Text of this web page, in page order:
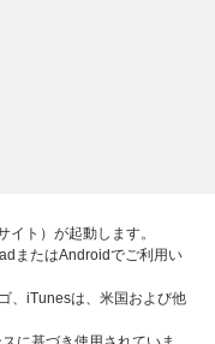
イト）が起動します。
またはAndroidでご利用い
、iTunesは、米国および他